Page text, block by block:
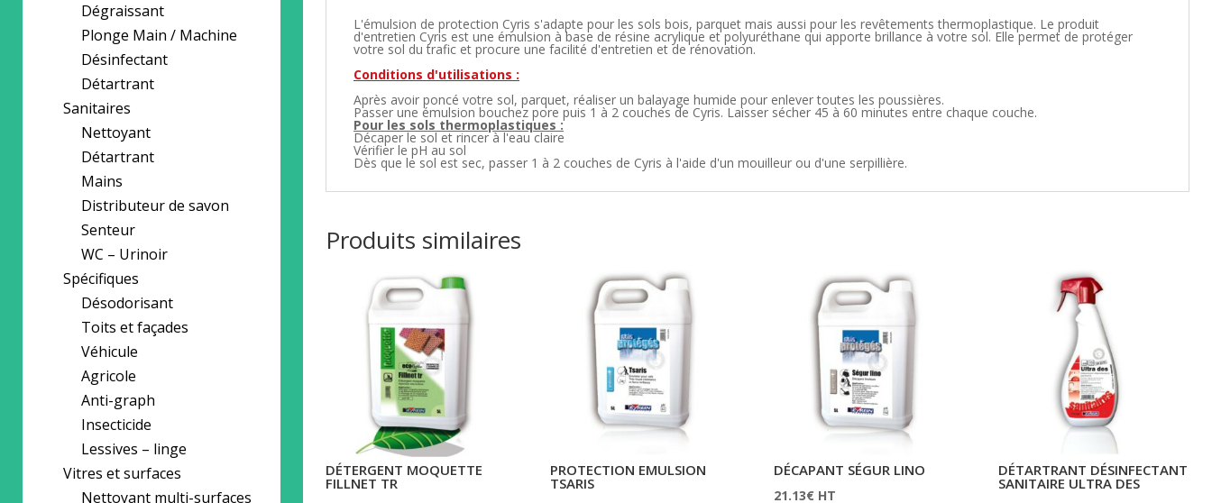
Dégraissant
Plonge Main / Machine
Désinfectant
Détartrant
Sanitaires
Nettoyant
Détartrant
Mains
Distributeur de savon
Senteur
WC – Urinoir
Spécifiques
Désodorisant
Toits et façades
Véhicule
Agricole
Anti-graph
Insecticide
Lessives – linge
Vitres et surfaces
Nettoyant multi-surfaces
L'émulsion de protection Cyris s'adapte pour les sols bois, parquet mais aussi pour les revêtements thermoplastique. Le produit
d'entretien Cyris est une émulsion à base de résine acrylique et polyuréthane qui apporte brillance à votre sol. Elle permet de protéger
votre sol du trafic et procure une facilité d'entretien et de rénovation.
Conditions d'utilisations :
Après avoir poncé votre sol, parquet, réaliser un balayage humide pour enlever toutes les poussières.
Passer une émulsion bouchez pore puis 1 à 2 couches de Cyris. Laisser sécher 45 à 60 minutes entre chaque couche.
Pour les sols thermoplastiques :
Décaper le sol et rincer à l'eau claire
Vérifier le pH au sol
Dès que le sol est sec, passer 1 à 2 couches de Cyris à l'aide d'un mouilleur ou d'une serpillière.
Produits similaires
DÉTERGENT MOQUETTE
FILLNET TR
PROTECTION EMULSION
TSARIS
DÉCAPANT SÉGUR LINO
21.13€ HT
DÉTARTRANT DÉSINFECTANT
SANITAIRE ULTRA DES